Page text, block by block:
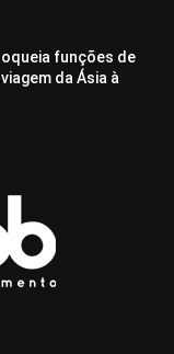
funções de
da Ásia à